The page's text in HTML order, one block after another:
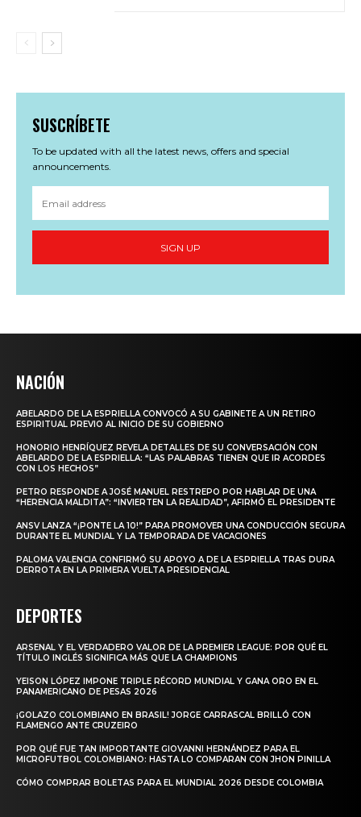
SUSCRÍBETE
To be updated with all the latest news, offers and special
announcements.
SIGN UP
NACIÓN
ABELARDO DE LA ESPRIELLA CONVOCÓ A SU GABINETE A UN RETIRO
ESPIRITUAL PREVIO AL INICIO DE SU GOBIERNO
HONORIO HENRÍQUEZ REVELA DETALLES DE SU CONVERSACIÓN CON
ABELARDO DE LA ESPRIELLA: “LAS PALABRAS TIENEN QUE IR ACORDES
CON LOS HECHOS”
PETRO RESPONDE A JOSÉ MANUEL RESTREPO POR HABLAR DE UNA
“HERENCIA MALDITA”: “INVIERTEN LA REALIDAD”, AFIRMÓ EL PRESIDENTE
ANSV LANZA “¡PONTE LA 10!” PARA PROMOVER UNA CONDUCCIÓN SEGURA
DURANTE EL MUNDIAL Y LA TEMPORADA DE VACACIONES
PALOMA VALENCIA CONFIRMÓ SU APOYO A DE LA ESPRIELLA TRAS DURA
DERROTA EN LA PRIMERA VUELTA PRESIDENCIAL
DEPORTES
ARSENAL Y EL VERDADERO VALOR DE LA PREMIER LEAGUE: POR QUÉ EL
TÍTULO INGLÉS SIGNIFICA MÁS QUE LA CHAMPIONS
YEISON LÓPEZ IMPONE TRIPLE RÉCORD MUNDIAL Y GANA ORO EN EL
PANAMERICANO DE PESAS 2026
¡GOLAZO COLOMBIANO EN BRASIL! JORGE CARRASCAL BRILLÓ CON
FLAMENGO ANTE CRUZEIRO
POR QUÉ FUE TAN IMPORTANTE GIOVANNI HERNÁNDEZ PARA EL
MICROFUTBOL COLOMBIANO: HASTA LO COMPARAN CON JHON PINILLA
CÓMO COMPRAR BOLETAS PARA EL MUNDIAL 2026 DESDE COLOMBIA